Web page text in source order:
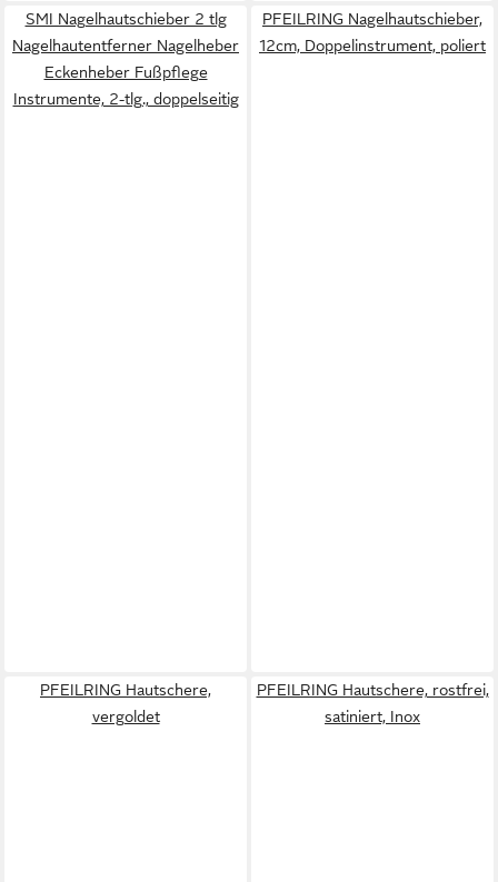
SMI Nagelhautschieber 2 tlg
Nagelhautentferner Nagelheber
Eckenheber Fußpflege
Instrumente, 2-tlg., doppelseitig
PFEILRING Nagelhautschieber,
12cm, Doppelinstrument, poliert
PFEILRING Hautschere,
vergoldet
PFEILRING Hautschere, rostfrei,
satiniert, Inox